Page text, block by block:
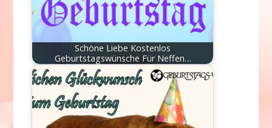
Schöne Liebe Kostenlos
Geburtstagswünsche Für Neffen…